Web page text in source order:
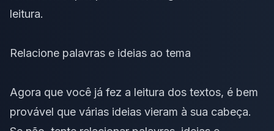
leitura.
Relacione palavras e ideias ao tema
Agora que você já fez a leitura dos textos, é bem
provável que várias ideias vieram à sua cabeça.